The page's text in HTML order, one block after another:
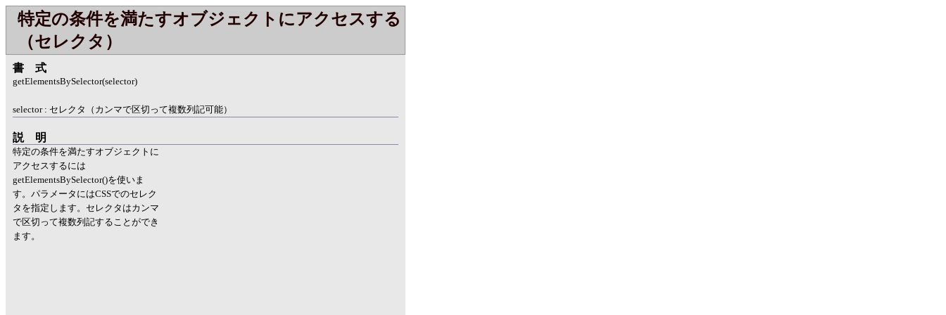
特定の条件を満たすオブジェクトにアクセスする
（セレクタ）
書式
getElementsBySelector(selector)
selector : セレクタ（カンマで区切って複数列記可能）
説明
特定の条件を満たすオブジェクトに
アクセスするには
getElementsBySelector()を使いま
す。パラメータにはCSSでのセレク
タを指定します。セレクタはカンマ
で区切って複数列記することができ
ます。